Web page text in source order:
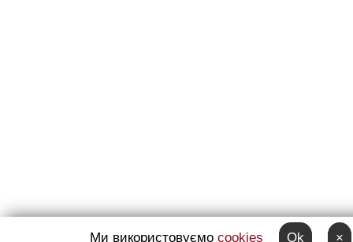
Ми використовуємо cookies Ok ×